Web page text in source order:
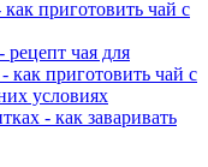
приготовить чай с
чая для
как приготовить чай с
условиях
- как заваривать